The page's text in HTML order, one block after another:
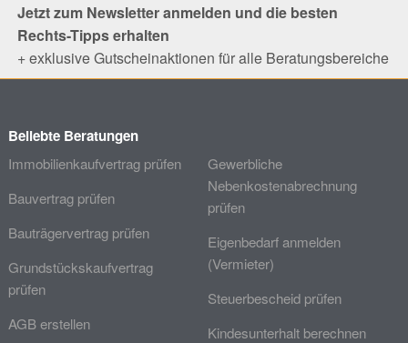
Jetzt zum Newsletter anmelden und die besten
Rechts-Tipps erhalten
+ exklusive Gutscheinaktionen für alle Beratungsbereiche
Beliebte Beratungen
Immobilienkaufvertrag prüfen
Bauvertrag prüfen
Bauträgervertrag prüfen
Grundstückskaufvertrag
prüfen
AGB erstellen
Gewerbliche
Nebenkostenabrechnung
prüfen
Eigenbedarf anmelden
(Vermieter)
Steuerbescheid prüfen
Kindesunterhalt berechnen